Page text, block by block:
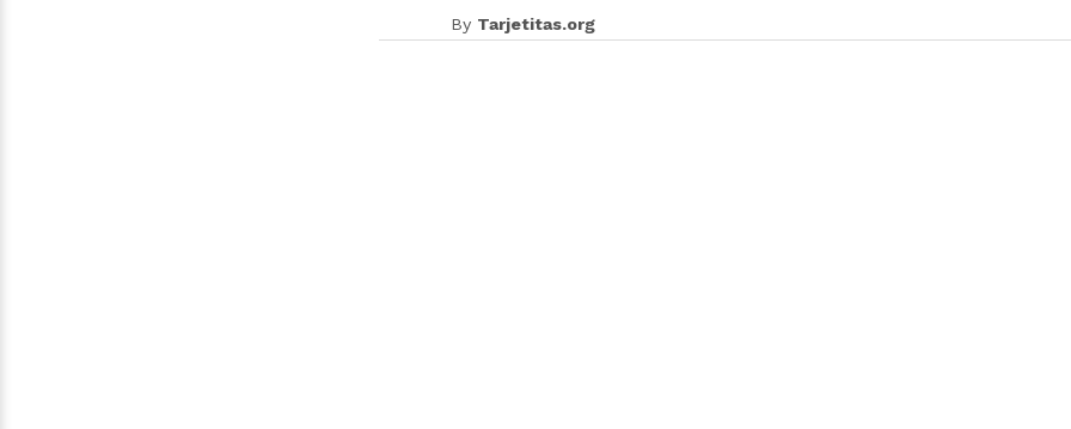
By Tarjetitas.org